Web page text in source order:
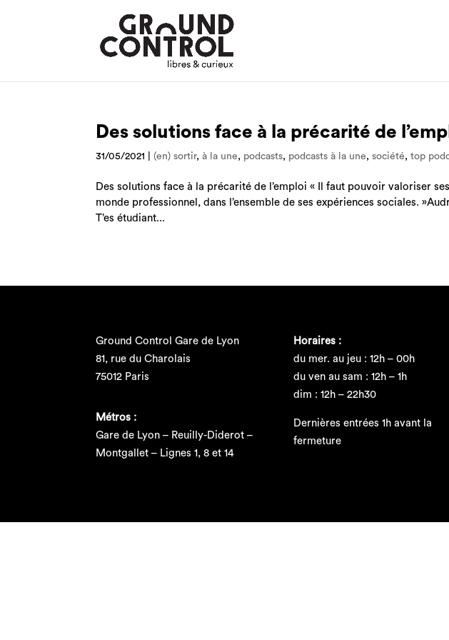
Des solutions face à la précarité de
31/05/2021 |(en) sortir,à la une, podcasts, podcasts à la une,société,top
Des solutions face à la précarité de l’emploi « Il faut pouvoir valoriser
monde professionnel, dans l’ensemble de ses expériences sociales.
T’es étudiant...
Ground Control Gare de Lyon
81, rue du Charolais
75012 Paris
Métros :
Gare de Lyon – Reuilly-Diderot –
Montgallet – Lignes 1, 8 et 14
Horaires :
du mer. au jeu : 12h – 00h
du ven au sam : 12h – 1h
dim : 12h – 22h30
Dernières entrées 1h avant la
fermeture